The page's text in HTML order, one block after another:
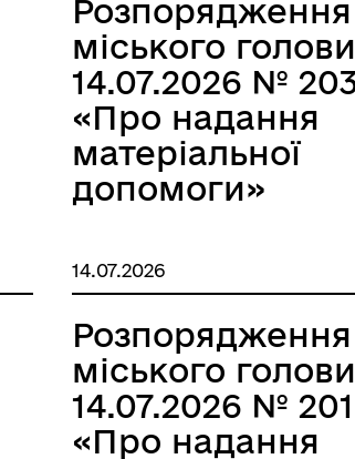
Розпорядження
міського
14.07.2026 №
«Про надання
матеріальної
допомоги»
14.07.2026
Розпорядження
міського
14.07.2026 № 201
«Про надання